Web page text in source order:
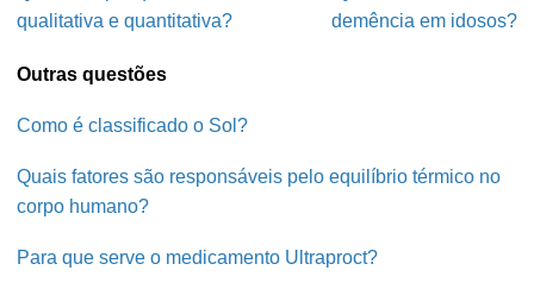
qualitativa e quantitativa?
demência em idosos?
Outras questões
Como é classificado o Sol?
Quais fatores são responsáveis pelo equilíbrio térmico no
corpo humano?
Para que serve o medicamento Ultraproct?